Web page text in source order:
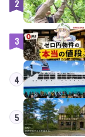
2
3
4
5